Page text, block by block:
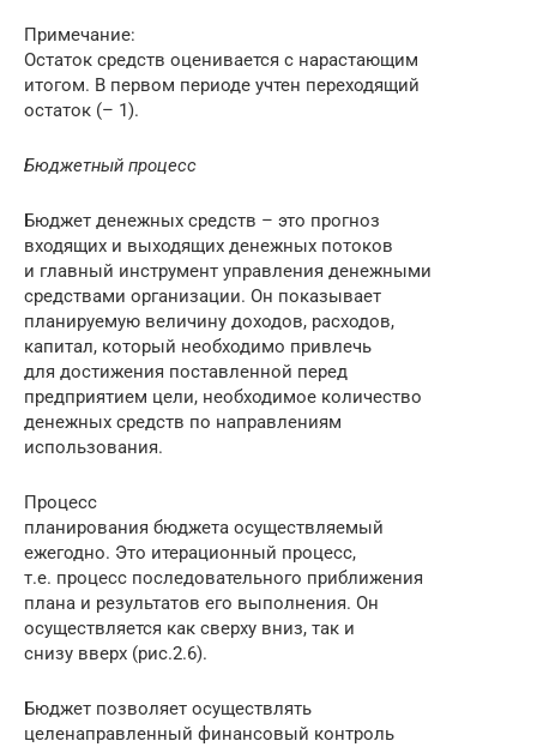
Примечание:
Остаток средств оценивается с нарастающим
итогом. В первом периоде учтен переходящий
остаток (– 1).
Бюджетный процесс
Бюджет денежных средств – это прогноз
входящих и выходящих денежных потоков
и главный инструмент управления денежными
средствами организации. Он показывает
планируемую величину доходов, расходов,
капитал, который необходимо привлечь
для достижения поставленной перед
предприятием цели, необходимое количество
денежных средств по направлениям
использования.
Процесс
планирования бюджета осуществляемый
ежегодно. Это итерационный процесс,
т.е. процесс последовательного приближения
плана и результатов его выполнения. Он
осуществляется как сверху вниз, так и
снизу вверх (рис.2.6).
Бюджет позволяет осуществлять
целенаправленный финансовый контроль